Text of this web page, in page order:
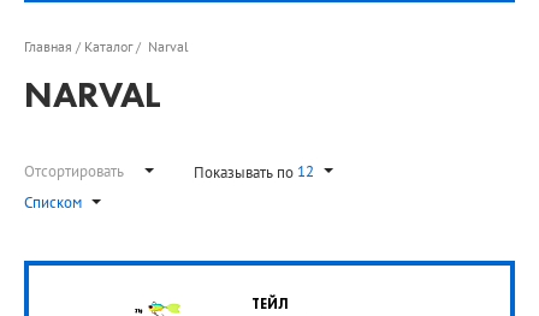
Главная / Каталог / Narval
NARVAL
Отсортировать Показывать по 12
Списком
ТЕЙЛ